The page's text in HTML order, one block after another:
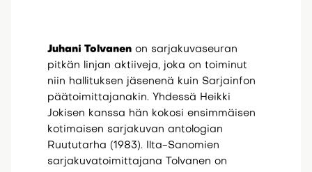
Juhani Tolvanenon sarjakuvaseuran
pitkän linjan aktiiveja, joka on toiminut
niin hallituksen jäsenenä kuin Sarjainfon
päätoimittajanakin. Yhdessä Heikki
Jokisen kanssa hän kokosi ensimmäisen
kotimaisen sarjakuvan antologian
Ruututarha (1983). Ilta-Sanomien
sarjakuvatoimittajana Tolvanen on